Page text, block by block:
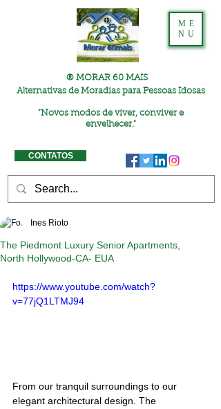
® MORAR 60 MAIS
Alternativas de Moradias para Pessoas Idosas
"Novos modos de viver, conviver e
envelhecer."
ME
NU
CONTATOS
The Piedmont Luxury Senior Apartments,
North Hollywood-CA- EUA
Ines Rioto
https://www.youtube.com/watch?
v=77jQ1LTMJ94
From our tranquil surroundings to our
elegant architectural design. The